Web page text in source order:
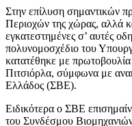
Στην επίλυση σημαντικών
Περιοχών της χώρας, αλλά
εγκατεστημένες σ’ αυτές
πολυνομοσχέδιο του
κατατέθηκε με
Πιτσιόρλα, σύμφωνα με
Ελλάδος (ΣΒΕ).
Ειδικότερα ο ΣΒΕ
του Συνδέσμου